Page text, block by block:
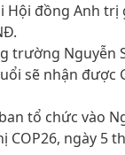
đồng Anh trị
trường Nguyễn
sẽ nhận
tổ chức vào
ngày 5